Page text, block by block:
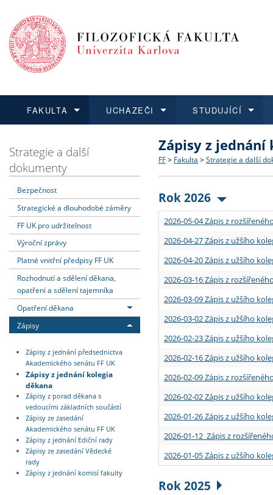
FAKULTA
Dozvědět se více
Struktura a historie
Strategie a další
Podpora a benefity pro
Absolventi fakulty
UCHAZEČI
Podat přihlášku
Co studovat a jak se
Učitelské studijní
Informace k průběhu
STUDUJÍCÍ
Dozvědět se více
Bakalářské a magisterské
Doktorské studium
Rigorózní řízení
Dozvědět se více
O vědě a výzkumu na FF
Akademické kvalifikace
Granty a projekty
Dozvědět se více
Aktuální nabídky a
Vyjíždějící studenti
Přijíždějící studenti
Vyjíždějící zaměstnanci
Strategie a další
dokumenty
Bezpečnost
Strategické a dlouhodobé záměry
FF UK pro udržitelnost
Výroční zprávy
Platné vnitřní předpisy FF UK
Rozhodnutí a sdělení děkana,
opatření a sdělení tajemníka
Opatření děkana
Zápisy
Zápisy z jednání předsednictva
Akademického senátu FF UK
Zápisy z jednání kolegia
děkana
Zápisy z porad děkana s
vedoucími základních součástí
Zápisy ze zasedání
Akademického senátu FF UK
Zápisy z jednání Ediční rady
Zápisy ze zasedání Vědecké
rady
Zápisy z jednání komisí fakulty
Zápisy z jednání
FF > Fakulta > Strategie a další
Rok 2026
2026-05-04 Zápis z
2026-04-27 Zápis z užšího
2026-04-20 Zápis z užšího
2026-03-16 Zápis z
2026-03-09 Zápis z užšího
2026-03-02 Zápis z užšího
2026-02-23 Zápis z užšího
2026-02-16 Zápis z užšího
2026-02-09 Zápis z
2026-02-02 Zápis z užšího
2026-01-26 Zápis z užšího
2026-01-12 Zápis z
2026-01-05 Zápis z užšího
Rok 2025